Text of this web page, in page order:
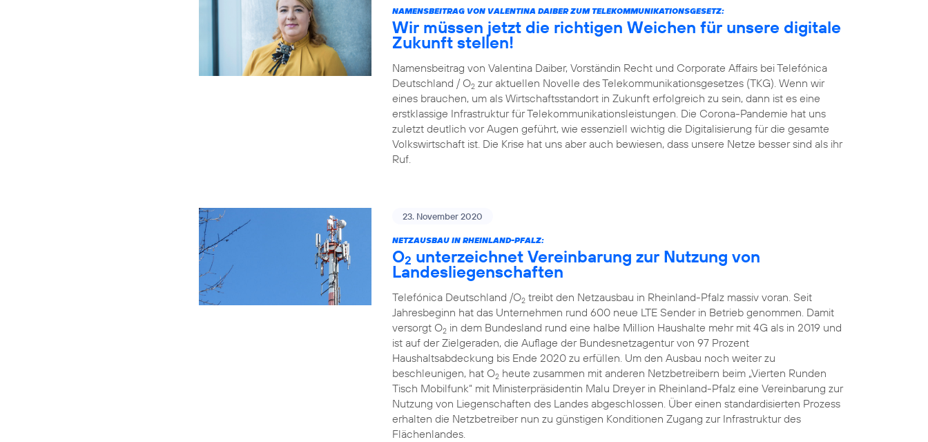
NAMENSBEITRAG VON VALENTINA DAIBER ZUM TELEKOMMUNIKATIONSGESETZ:
Wir müssen jetzt die richtigen Weichen für unsere digitale
Zukunft stellen!
Namensbeitrag von Valentina Daiber, Vorständin Recht und Corporate Affairs bei Telefónica
Deutschland / O2 zur aktuellen Novelle des Telekommunikationsgesetzes (TKG). Wenn wir
eines brauchen, um als Wirtschaftsstandort in Zukunft erfolgreich zu sein, dann ist es eine
erstklassige Infrastruktur für Telekommunikationsleistungen. Die Corona-Pandemie hat uns
zuletzt deutlich vor Augen geführt, wie essenziell wichtig die Digitalisierung für die gesamte
Volkswirtschaft ist. Die Krise hat uns aber auch bewiesen, dass unsere Netze besser sind als ihr
Ruf.
23. November 2020
NETZAUSBAU IN RHEINLAND-PFALZ:
O2 unterzeichnet Vereinbarung zur Nutzung von
Landesliegenschaften
Telefónica Deutschland /O2 treibt den Netzausbau in Rheinland-Pfalz massiv voran. Seit
Jahresbeginn hat das Unternehmen rund 600 neue LTE Sender in Betrieb genommen. Damit
versorgt O2 in dem Bundesland rund eine halbe Million Haushalte mehr mit 4G als in 2019 und
ist auf der Zielgeraden, die Auflage der Bundesnetzagentur von 97 Prozent
Haushaltsabdeckung bis Ende 2020 zu erfüllen. Um den Ausbau noch weiter zu
beschleunigen, hat O2 heute zusammen mit anderen Netzbetreibern beim „Vierten Runden
Tisch Mobilfunk“ mit Ministerpräsidentin Malu Dreyer in Rheinland-Pfalz eine Vereinbarung zur
Nutzung von Liegenschaften des Landes abgeschlossen. Über einen standardisierten Prozess
erhalten die Netzbetreiber nun zu günstigen Konditionen Zugang zur Infrastruktur des
Flächenlandes.